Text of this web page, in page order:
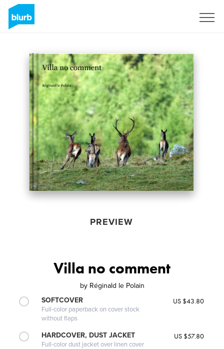
PREVIEW
Villa no comment
by Réginald le Polain
SOFTCOVER
Full-color paperback on cover stock
without flaps
US $43.80
HARDCOVER, DUST JACKET
Full-color dust jacket over linen cover
US $57.80